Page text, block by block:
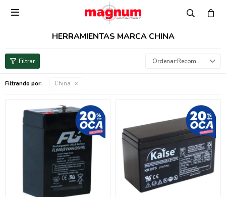

HERRAMIENTAS MARCA CHINA
Recomendados
Filtrando por: China